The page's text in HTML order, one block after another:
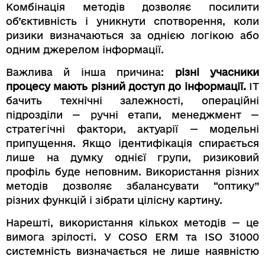
Комбінація методів дозволяє посилити
об’єктивність і уникнути спотворення, коли
ризики визначаються за однією логікою або
одним джерелом інформації.
Важлива й інша причина: різні учасники
процесу мають різний доступ до інформації.ІТ
бачить технічні залежності, операційні
підрозділи — ручні етапи, менеджмент —
стратегічні фактори, актуарії — модельні
припущення. Якщо ідентифікація спирається
лише на думку однієї групи, ризиковий
профіль буде неповним. Використання різних
методів дозволяє збалансувати “оптику”
різних функцій і зібрати цілісну картину.
Нарешті, використання кількох методів — це
вимога зрілості. У COSO ERM та ISO 31000
системність визначається не лише наявністю